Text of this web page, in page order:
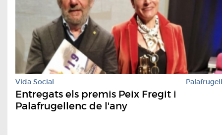
Vida Social Palafrugell
Entregats els premis Peix Fregit i
Palafrugellenc de l'any